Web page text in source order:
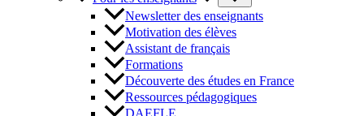
Newsletter des enseignants
Motivation des élèves
Assistant de français
Formations
Découverte des études en France
Ressources pédagogiques
DAEFLE